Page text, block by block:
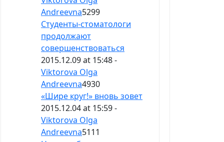
Andreevna5299
Студенты-стоматологи
продолжают
совершенствоваться
2015.12.09 at 15:48 -
Viktorova Olga
Andreevna4930
«Шире круг!» вновь зовет
2015.12.04 at 15:59 -
Viktorova Olga
Andreevna5111